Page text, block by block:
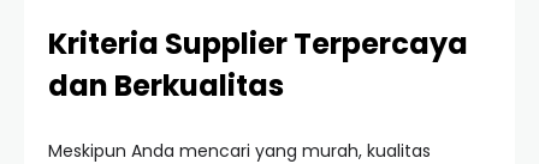
Kriteria Supplier Terpercaya
dan Berkualitas
Meskipun Anda mencari yang murah, kualitas